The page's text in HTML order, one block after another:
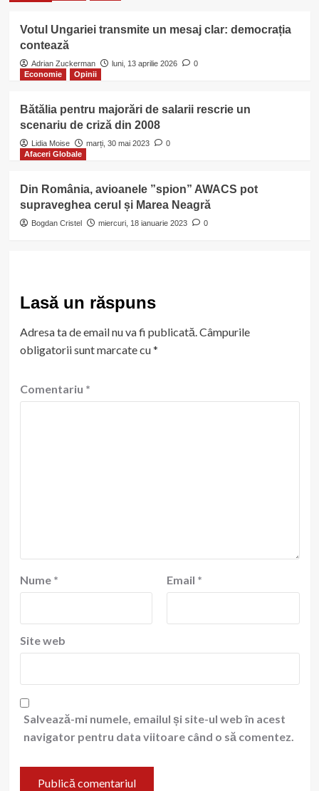
Votul Ungariei transmite un mesaj clar: democrația
contează
Adrian Zuckerman luni, 13 aprilie 2026
0
Economie
Opinii
Bătălia pentru majorări de salarii rescrie un
scenariu de criză din 2008
Lidia Moise marți, 30 mai 2023
0
Afaceri Globale
Din România, avioanele ”spion” AWACS pot
supraveghea cerul și Marea Neagră
Bogdan Cristel miercuri, 18 ianuarie 2023 0
Lasă un răspuns
Adresa ta de email nu va fi publicată.Câmpurile
obligatorii sunt marcate cu*
Comentariu *
Nume * Email *
Site web
Salvează-mi numele, emailul și site-ul web în acest
navigator pentru data viitoare când o să comentez.